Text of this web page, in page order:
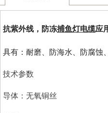
抗紫外线，防冻捕鱼灯电缆应
具有：耐磨、防海水、防腐蚀
技术参数
导体：无氧铜丝